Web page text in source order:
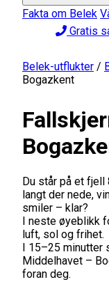
Fakta om Belek
Gratis
Belek-utflukter /
Bogazkent
Du står på et fjell
langt der nede,
smiler – klar?
I neste øyeblikk
luft, sol og frihet.
I 15–25 minutter
Middelhavet –
foran deg.